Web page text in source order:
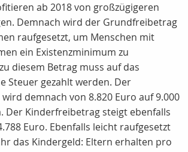
ab 2018 von großzügigeren
Demnach wird der Grundfreibetrag
raufgesetzt, um Menschen mit
ein Existenzminimum zu
diesem Betrag muss auf das
Steuer gezahlt werden. Der
demnach von 8.820 Euro auf 9.000
Der Kinderfreibetrag steigt ebenfalls
Euro. Ebenfalls leicht raufgesetzt
das Kindergeld: Eltern erhalten pro